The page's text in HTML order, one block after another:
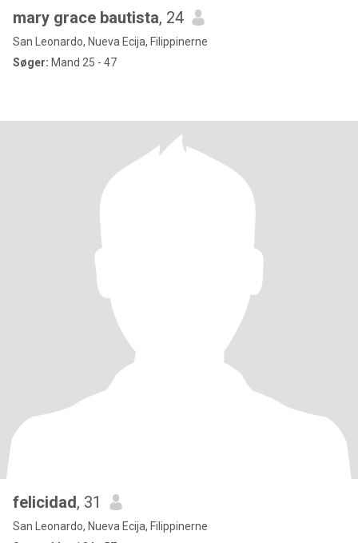
mary grace bautista, 24
San Leonardo, Nueva Ecija, Filippinerne
Søger: Mand 25 - 47
felicidad, 31
San Leonardo, Nueva Ecija, Filippinerne